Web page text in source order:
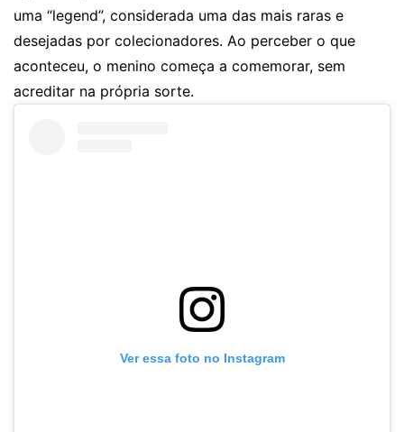
uma “legend”, considerada uma das mais raras e
desejadas por colecionadores. Ao perceber o que
aconteceu, o menino começa a comemorar, sem
acreditar na própria sorte.
Ver essa foto no Instagram